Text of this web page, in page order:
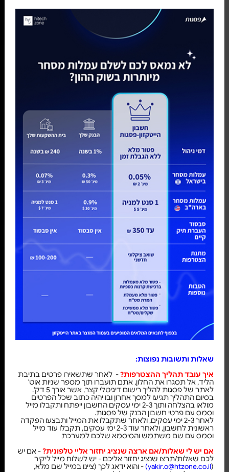
שאלות ותשובות נפוצות:
איך עובד תהליך ההצטרפות?- לאחר שתשאירו פרטים בתיבת
הליד, אל תסגרו את החלון, אתם תועברו תוך מספר שניות אוט'
לאתר של פסגות להליך רישום דיגיטלי קצר, אשר אורך 5 דק'.
בסיום התהליך תגיעו למסך אחרון ובו יהיה כתוב שכל הפרטים
מולאו בהצלחה ותוך 2-3 ימי עסקים החשבון ייפתח ותקבלו מייל
וסמס עם פרטי חשבון הבנק של פסגות.
לאחר 2-3 ימי עסקים, ולאחר שתקבלו את המייל ותבצעו הפקדה
ראשונית לחשבון, ולאחר עוד 2-3 ימי עסקים, תקבלו עוד מייל
וסמס עם שם משתמש והסיסמא שלכם למערכת
אם יש לי שאלות/אם ארצה שנציג יחזור אליי טלפונית?- אם יש
לכם שאלות/תרצו שנציג יחזור אליכם - יש לשלוח מייל ליקיר
(
yakir.o@htzone.co.il) - והוא ידאג לכך (ציינו במייל שם מלא,